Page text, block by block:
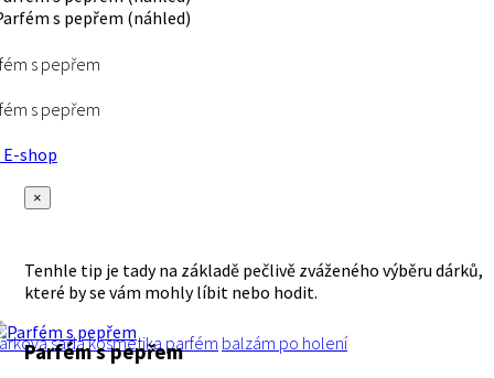
s pepřem
s pepřem
shop
×
Tenhle tip je tady na základě pečlivě zváženého výběru dárků,
které by se vám mohly líbit nebo hodit.
sadakosmetika parfém balzám po holení
Parfém s pepřem